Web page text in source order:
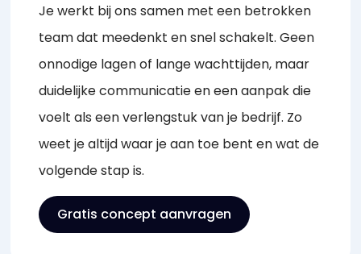
Je werkt bij ons samen met een betrokken
team dat meedenkt en snel schakelt. Geen
onnodige lagen of lange wachttijden, maar
duidelijke communicatie en een aanpak die
voelt als een verlengstuk van je bedrijf. Zo
weet je altijd waar je aan toe bent en wat de
volgende stap is.
Gratis concept aanvragen